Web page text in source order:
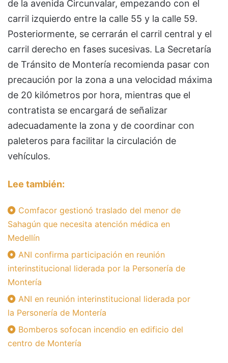
de la avenida Circunvalar, empezando con el
carril izquierdo entre la calle 55 y la calle 59.
Posteriormente, se cerrarán el carril central y el
carril derecho en fases sucesivas. La Secretaría
de Tránsito de Montería recomienda pasar con
precaución por la zona a una velocidad máxima
de 20 kilómetros por hora, mientras que el
contratista se encargará de señalizar
adecuadamente la zona y de coordinar con
paleteros para facilitar la circulación de
vehículos.
Lee también:
Comfacor gestionó traslado del menor de
Sahagún que necesita atención médica en
Medellín
ANI confirma participación en reunión
interinstitucional liderada por la Personería de
Montería
ANI en reunión interinstitucional liderada por
la Personería de Montería
Bomberos sofocan incendio en edificio del
centro de Montería